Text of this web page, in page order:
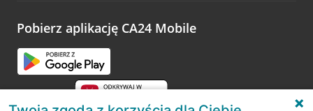
opinie.
Pobierz aplikację CA24 Mobile